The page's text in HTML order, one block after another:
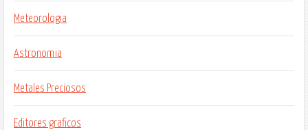
Meteorologia
Astronomia
Metales Preciosos
Editores graficos